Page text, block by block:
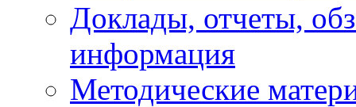
Доклады, отчеты,
информация
Методические